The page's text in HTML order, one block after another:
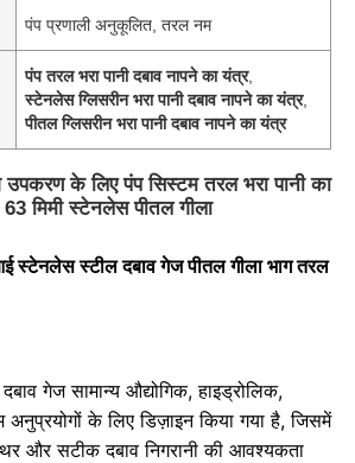
पंप प्रणाली अनुकूलित, तरल नम
पंप तरल भरा पानी दबाव नापने का यंत्र,
स्टेनलेस ग्लिसरीन भरा पानी दबाव नापने का यंत्र,
पीतल ग्लिसरीन भरा पानी दबाव नापने का यंत्र
उपकरण के लिए पंप सिस्टम तरल भरा पानी का
मिमी स्टेनलेस पीतल गीला
स्टेनलेस स्टील दबाव गेज पीतल गीला भाग तरल
गेज सामान्य औद्योगिक, हाइड्रोलिक,
अनुप्रयोगों के लिए डिज़ाइन किया गया है, जिसमें
और सटीक दबाव निगरानी की आवश्यकता